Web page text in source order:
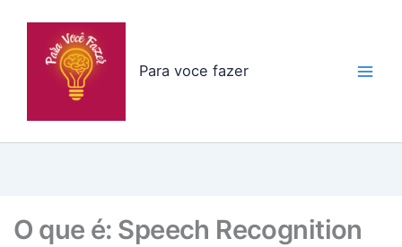
Para voce fazer
O que é: Speech Recognition